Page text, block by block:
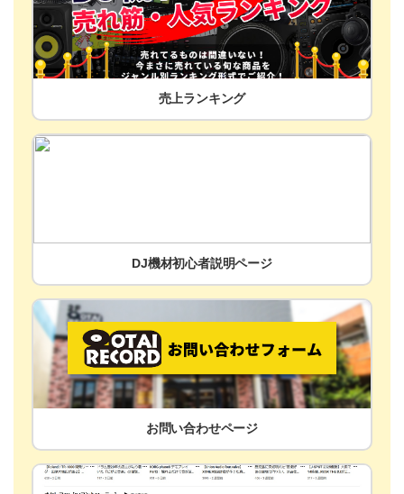
売上ランキング
DJ機材初心者説明ページ
お問い合わせページ